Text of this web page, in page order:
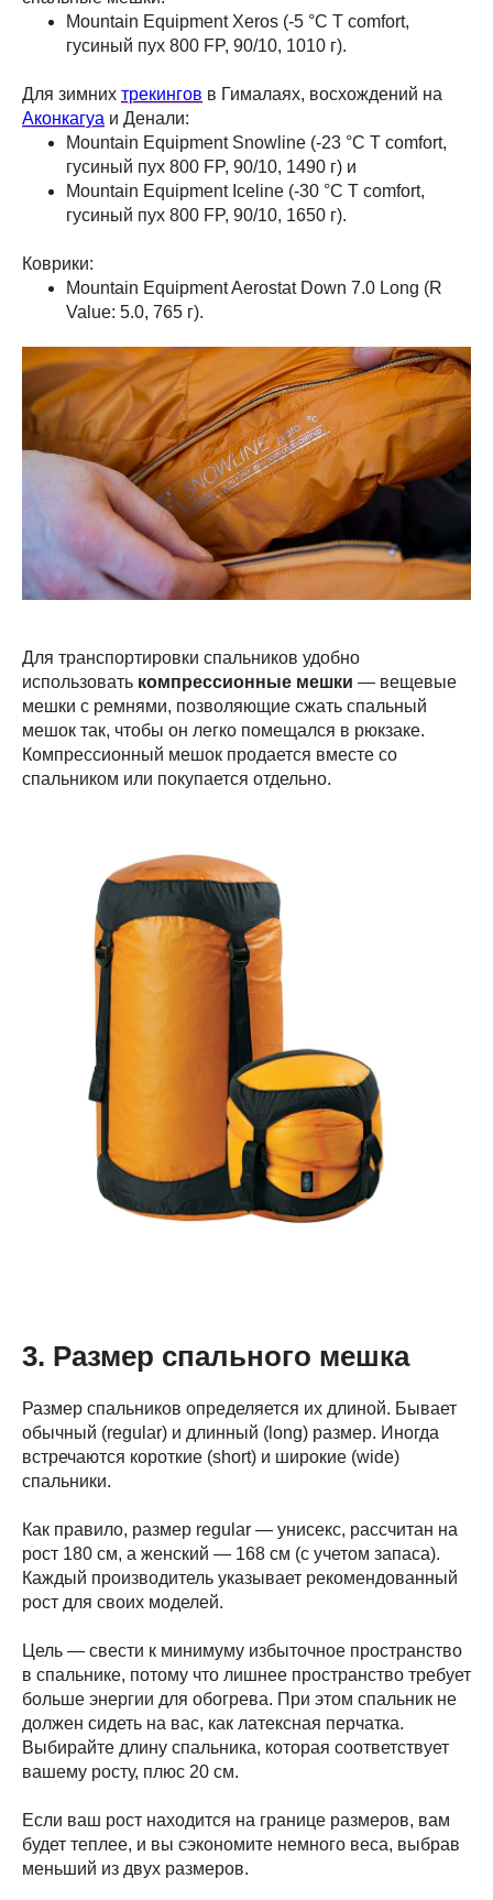
Mountain Equipment Xeros (-5 °C T comfort,
гусиный пух 800 FP, 90/10, 1010 г).
Для зимних трекингов в Гималаях, восхождений на
Аконкагуа и Денали:
Mountain Equipment Snowline (-23 °C T comfort,
гусиный пух 800 FP, 90/10, 1490 г) и
Mountain Equipment Iceline (-30 °C T comfort,
гусиный пух 800 FP, 90/10, 1650 г).
Коврики:
Mountain Equipment Aerostat Down 7.0 Long (R
Value: 5.0, 765 г).
Для транспортировки спальников удобно
использовать компрессионные мешки — вещевые
мешки с ремнями, позволяющие сжать спальный
мешок так, чтобы он легко помещался в рюкзаке.
Компрессионный мешок продается вместе со
спальником или покупается отдельно.
3. Размер спального мешка
Размер спальников определяется их длиной. Бывает
обычный (regular) и длинный (long) размер. Иногда
встречаются короткие (short) и широкие (wide)
спальники.
Как правило, размер regular — унисекс, рассчитан на
рост 180 см, а женский — 168 см (с учетом запаса).
Каждый производитель указывает рекомендованный
рост для своих моделей.
Цель — свести к минимуму избыточное пространство
в спальнике, потому что лишнее пространство требует
больше энергии для обогрева. При этом спальник не
должен сидеть на вас, как латексная перчатка.
Выбирайте длину спальника, которая соответствует
вашему росту, плюс 20 см.
Если ваш рост находится на границе размеров, вам
будет теплее, и вы сэкономите немного веса, выбрав
меньший из двух размеров.